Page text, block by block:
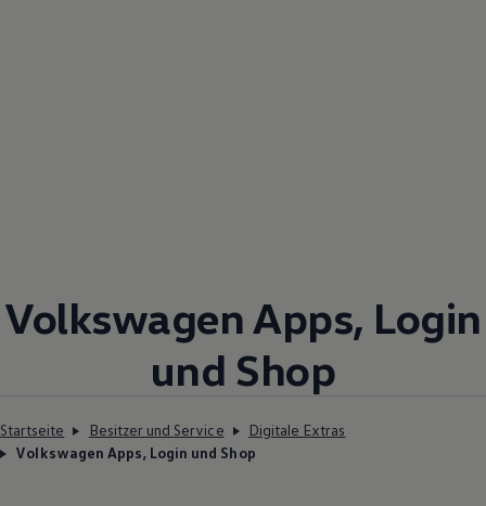
VolkswagenApps, Login
und Shop
Startseite Besitzer und Service
Digitale Extras
Volkswagen Apps, Login und Shop